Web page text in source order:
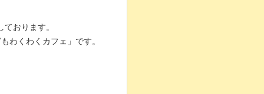
おります。
わくわくカフェ」です。